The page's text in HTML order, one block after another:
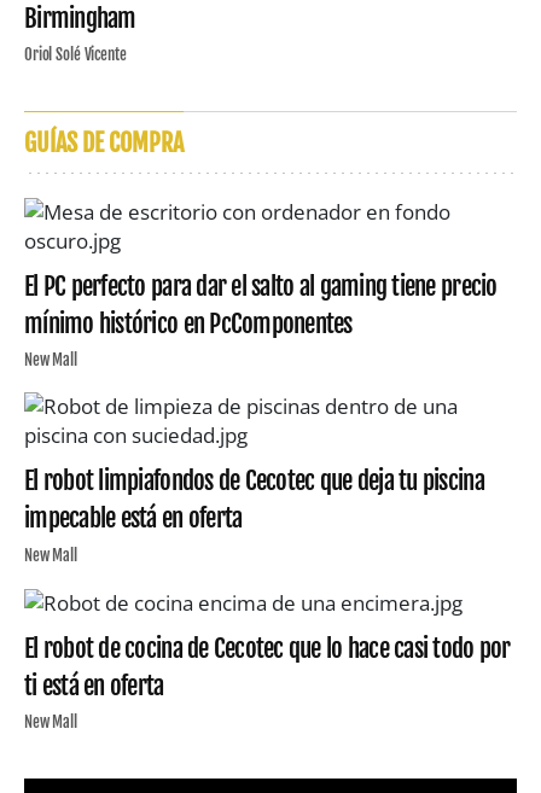
Birmingham
Oriol Solé Vicente
GUÍAS DE COMPRA
El PC perfecto para dar el salto al gaming tiene precio
mínimo histórico en PcComponentes
New Mall
El robot limpiafondos de Cecotec que deja tu piscina
impecable está en oferta
New Mall
El robot de cocina de Cecotec que lo hace casi todo por
ti está en oferta
New Mall